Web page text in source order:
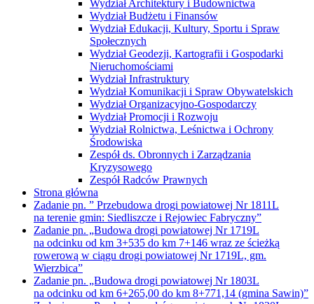
Wydział Architektury i Budownictwa
Wydział Budżetu i Finansów
Wydział Edukacji, Kultury, Sportu i Spraw
Społecznych
Wydział Geodezji, Kartografii i Gospodarki
Nieruchomościami
Wydział Infrastruktury
Wydział Komunikacji i Spraw Obywatelskich
Wydział Organizacyjno-Gospodarczy
Wydział Promocji i Rozwoju
Wydział Rolnictwa, Leśnictwa i Ochrony
Środowiska
Zespół ds. Obronnych i Zarządzania
Kryzysowego
Zespół Radców Prawnych
Strona główna
Zadanie pn. ” Przebudowa drogi powiatowej Nr 1811L
na terenie gmin: Siedliszcze i Rejowiec Fabryczny”
Zadanie pn. „Budowa drogi powiatowej Nr 1719L
na odcinku od km 3+535 do km 7+146 wraz ze ścieżką
rowerową w ciągu drogi powiatowej Nr 1719L, gm.
Wierzbica”
Zadanie pn. „Budowa drogi powiatowej Nr 1803L
na odcinku od km 6+265,00 do km 8+771,14 (gmina Sawin)”